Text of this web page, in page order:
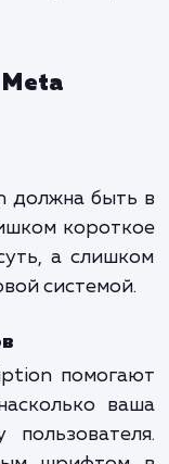
Rate), что в
ваш
и убедить
Это своего
Meta